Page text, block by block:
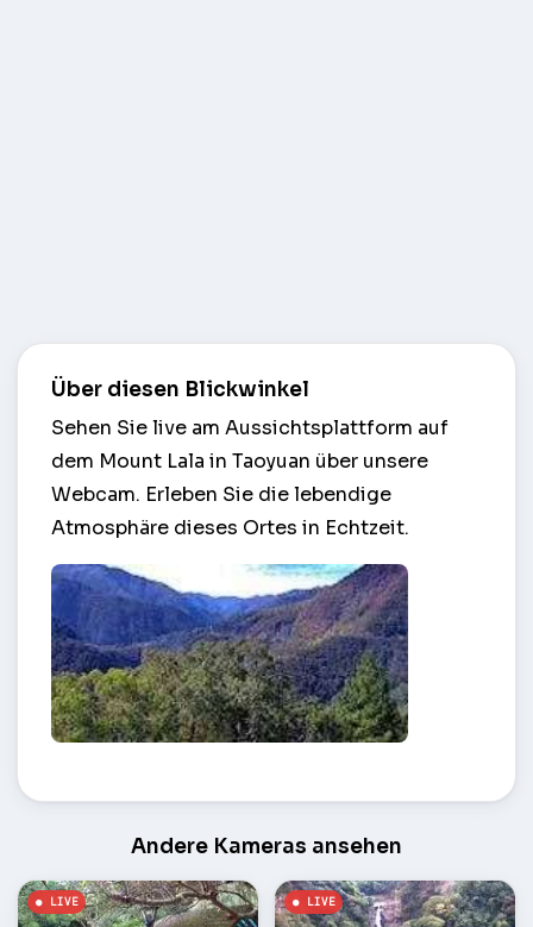
Über diesen Blickwinkel
Sehen Sie live am Aussichtsplattform auf
dem Mount Lala in Taoyuan über unsere
Webcam. Erleben Sie die lebendige
Atmosphäre dieses Ortes in Echtzeit.
Andere Kameras ansehen